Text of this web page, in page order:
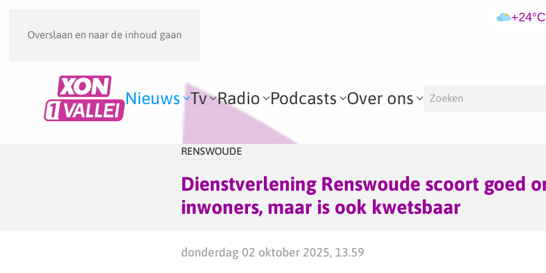
Overslaan en naar de inhoud gaan
+24°C
Nieuws Tv Radio Podcasts Over ons
RENSWOUDE
Dienstverlening Renswoude scoort goed
inwoners, maar is ook kwetsbaar
donderdag 02 oktober 2025, 13.59